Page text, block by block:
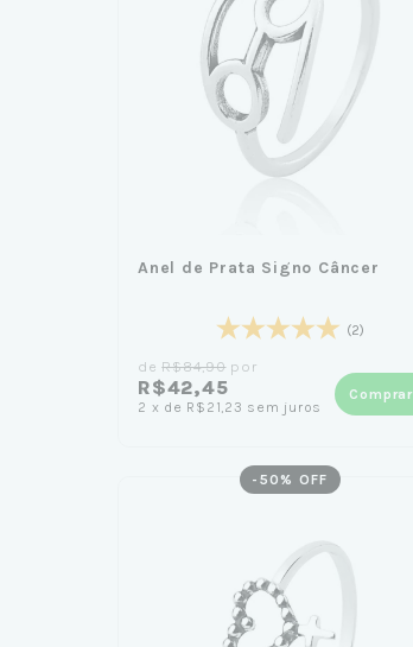
Anel de Prata Signo Câncer
(2)
deR$84,90por
R$42,45
2 x de R$21,23 sem juros
Comprar
- 50 % OFF